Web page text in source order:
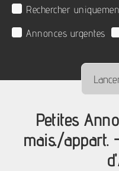
Rechercher
Annonces urgentes
Petites
mais./appart.